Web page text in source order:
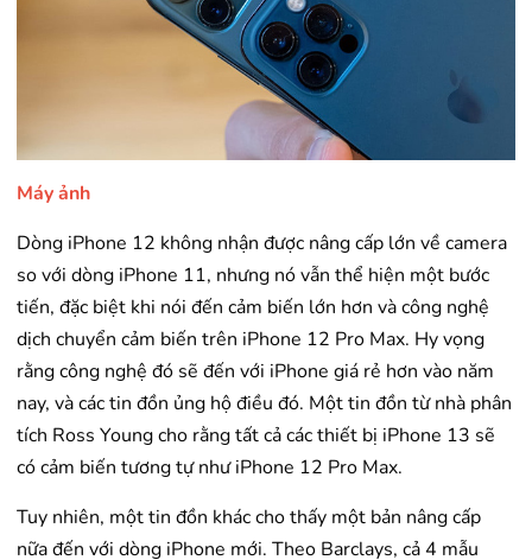
Máy ảnh
Dòng iPhone 12 không nhận được nâng cấp lớn về camera
so với dòng iPhone 11, nhưng nó vẫn thể hiện một bước
tiến, đặc biệt khi nói đến cảm biến lớn hơn và công nghệ
dịch chuyển cảm biến trên iPhone 12 Pro Max. Hy vọng
rằng công nghệ đó sẽ đến với iPhone giá rẻ hơn vào năm
nay, và các tin đồn ủng hộ điều đó. Một tin đồn từ nhà phân
tích Ross Young cho rằng tất cả các thiết bị iPhone 13 sẽ
có cảm biến tương tự như iPhone 12 Pro Max.
Tuy nhiên, một tin đồn khác cho thấy một bản nâng cấp
nữa đến với dòng iPhone mới. Theo Barclays, cả 4 mẫu